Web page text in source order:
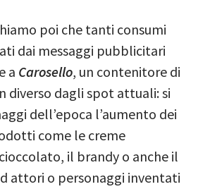
poi che tanti consumi
dai messaggi pubblicitari
a Carosello, un contenitore di
diverso dagli spot attuali: si
dell’epoca l’aumento dei
come le creme
il brandy o anche il
attori o personaggi inventati